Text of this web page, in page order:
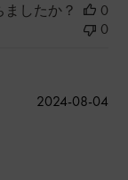
したか？
0
0
公
2024-08-04